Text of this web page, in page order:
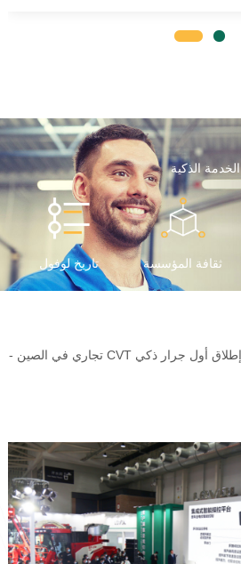
الخدمة الذكية
ثقافة المؤسسة تاريخ لوفول
في يوم 26 أكتوبر 2021، تم إطلاق أول جرار ذكي CVT تجاري في الصين -